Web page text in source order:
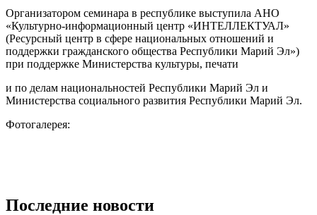
Организатором семинара в республике выступила АНО
«Культурно-информационный центр «ИНТЕЛЛЕКТУАЛ»
(Ресурсный центр в сфере национальных отношений и
поддержки гражданского общества Республики Марий Эл»)
при поддержке Министерства культуры, печати
и по делам национальностей Республики Марий Эл и
Министерства социального развития Республики Марий Эл.
Фотогалерея:
Последние новости